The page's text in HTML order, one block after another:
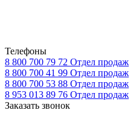
Телефоны
8 800 700 79 72 Отдел продаж
8 800 700 41 99 Отдел продаж
8 800 700 53 88 Отдел продаж
8 953 013 89 76 Отдел продаж
Заказать звонок